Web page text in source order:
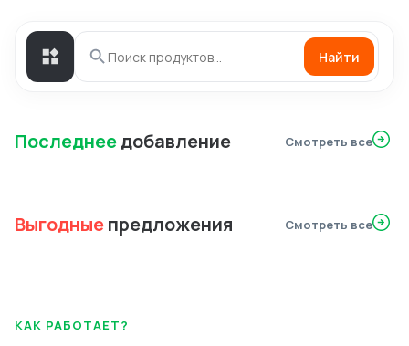
Найти
Последнеедобавление Смотреть все
Выгодныепредложения Смотреть все
КАК РАБОТАЕТ?